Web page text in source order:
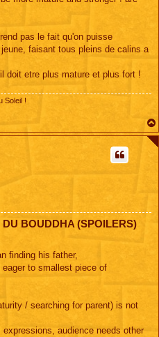
pas le fait qu'on puisse
faisant tous pleins de calins a
doit etre plus mature et plus fort !
Soleil !
BOUDDHA (SPOILERS)
finding his father,
eager to smallest piece of
/ searching for parent) is not
audience needs other